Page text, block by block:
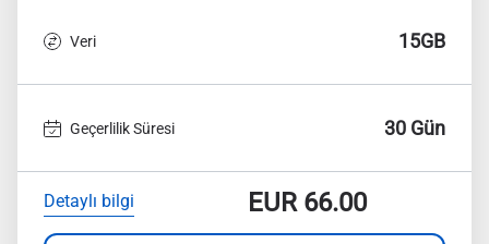
Veri 15GB
Geçerlilik Süresi 30 Gün
Detaylı bilgi EUR66.00